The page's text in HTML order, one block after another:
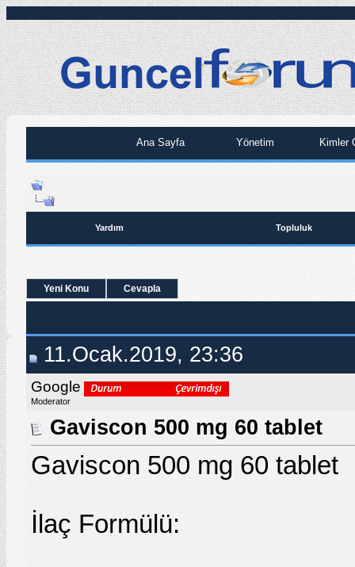
Ana Sayfa Yönetim Kimler
Yardım Topluluk
Yeni Konu Cevapla
11.Ocak.2019, 23:36
Google
Moderator
Gaviscon 500 mg 60 tablet
Gaviscon 500 mg 60 tablet
İlaç Formülü: